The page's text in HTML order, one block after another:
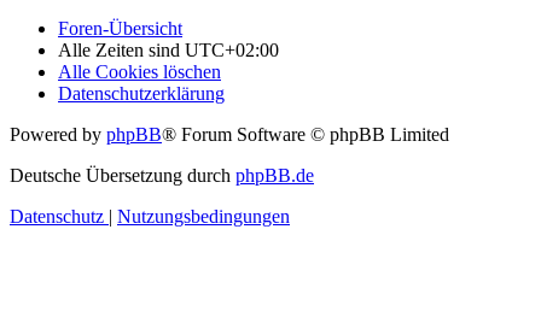
Foren-Übersicht
Alle Zeiten sind UTC+02:00
Alle Cookies löschen
Datenschutzerklärung
Powered by phpBB® Forum Software © phpBB Limited
Deutsche Übersetzung durch phpBB.de
Datenschutz | Nutzungsbedingungen